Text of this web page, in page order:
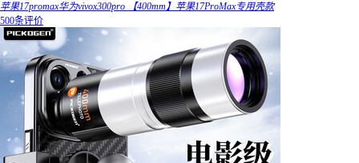
苹果17promax华为vivox300pro 【400mm】苹果17ProMax专用壳款
500条评价